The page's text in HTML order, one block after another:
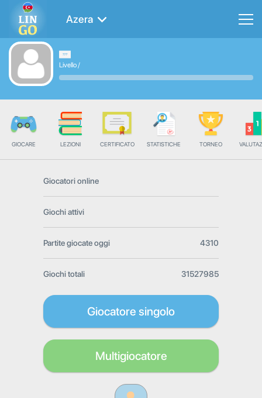
Azera
Livello/
GIOCARE LEZIONI CERTIFICATO STATISTICHE TORNEO
Giocatori online
Giochi attivi
Partite giocate oggi 4310
Giochi totali 31527985
Giocatore singolo
Multigiocatore